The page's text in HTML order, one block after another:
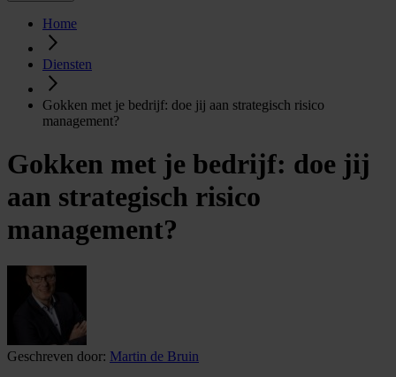
Home
Diensten
Gokken met je bedrijf: doe jij aan strategisch risico
management?
Gokken met je bedrijf: doe jij
aan strategisch risico
management?
Geschreven door: Martin de Bruin